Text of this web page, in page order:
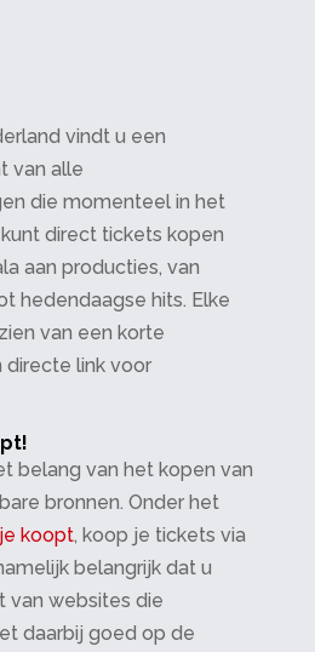
vindt u een
van alle
die momenteel in het
direct tickets kopen
aan producties, van
hedendaagse hits. Elke
van een korte
directe link voor
belang van het kopen van
bronnen. Onder het
koopt, koop je tickets via
belangrijk dat u
van websites die
daarbij goed op de